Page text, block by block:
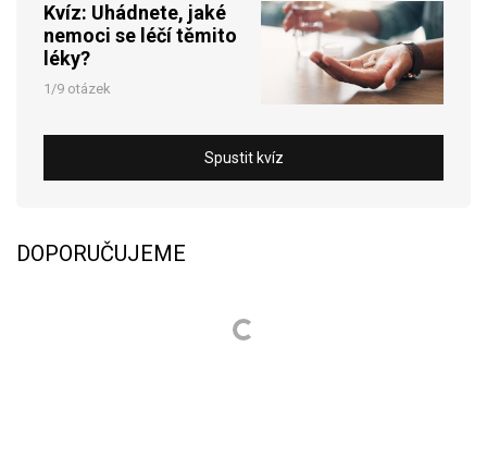
Kvíz: Uhádnete, jaké
nemoci se léčí těmito
léky?
1/9 otázek
Spustit kvíz
DOPORUČUJEME